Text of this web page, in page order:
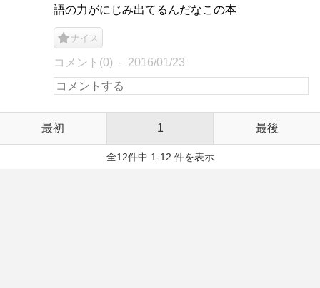
語の力がにじみ出てるんだなこの本
ナイス
コメント(0) 2016/01/23
最初 1 最後
全12件中 1-12 件を表示